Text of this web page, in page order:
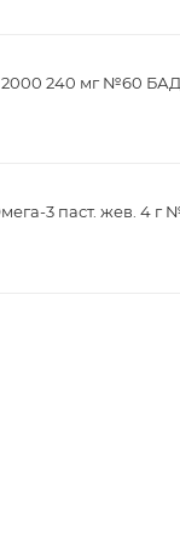
2000 240 мг №60 БАД
3 паст. жев. 4 г